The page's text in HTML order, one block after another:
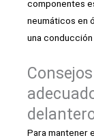
componentes
neumáticos en
una
Para mantener